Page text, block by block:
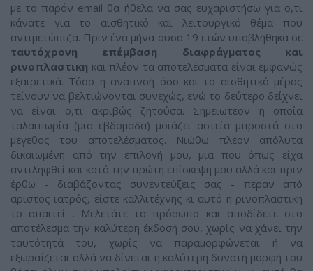
με το παρόν email θα ήθελα να σας ευχαριστήσω για ο,τι
κάνατε για το αισθητικό και λειτουργικό θέμα που
αντιμετώπιζα. Πριν ένα μήνα ουσα 19 ετών υποβλήθηκα σε
ταυτόχρονη επέμβαση διαφράγματος και
ρινοπλαστικη και πλέον τα αποτελέσματα είναι εμφανώς
εξαιρετικά. Τόσο η αναπνοή όσο και το αισθητικό μέρος
τείνουν να βελτιώνονται συνεχώς, ενώ το δεύτερο δείχνει
να είναι ο,τι ακριβώς ζητούσα. Σημειωτεον η οποία
ταλαιπωρία (μια εβδομαδα) μοιάζει αστεία μπροστά στο
μεγεθος του αποτελέσματος. Νιώθω πλέον απόλυτα
δικαιωμένη από την επιλογή μου, μια που όπως είχα
αντιληφθεί και κατά την πρώτη επίσκεψη μου αλλά και πριν
έρθω - διαβάζοντας συνεντεύξεις σας - πέραν από
αριστος ιατρός, είστε καλλιτέχνης κι αυτό η ρινοπλαστικη
το απαιτεί . Μελετάτε το πρόσωπο και αποδίδετε στο
αποτέλεσμα την καλύτερη έκδοσή σου, χωρίς να χάνει την
ταυτότητά του, χωρίς να παραμορφώνεται ή να
εξωραΐζεται αλλά να δίνεται η καλύτερη δυνατή μορφή του